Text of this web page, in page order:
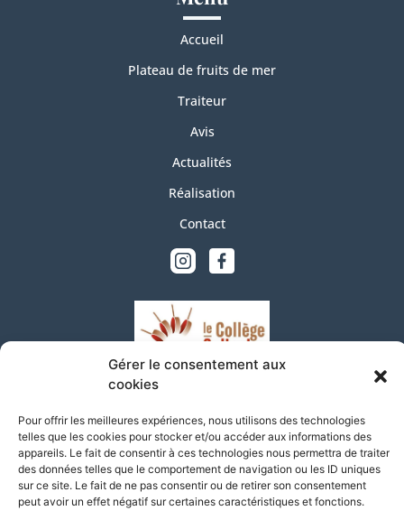
Gérer le consentement aux
cookies
Pour offrir les meilleures expériences, nous utilisons des technologies
telles que les cookies pour stocker et/ou accéder aux informations des
appareils. Le fait de consentir à ces technologies nous permettra de traiter
des données telles que le comportement de navigation ou les ID uniques
sur ce site. Le fait de ne pas consentir ou de retirer son consentement
peut avoir un effet négatif sur certaines caractéristiques et fonctions.
Accueil
Plateau de fruits de mer
Traiteur
Avis
Actualités
Réalisation
Contact
05 58 90 62 45